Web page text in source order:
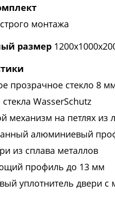
монтажа
размер
прозрачное стекло 8
WasserSchutz
механизм на петлях из
алюминиевый
из сплава металлов
профиль до 13 мм
уплотнитель двери с